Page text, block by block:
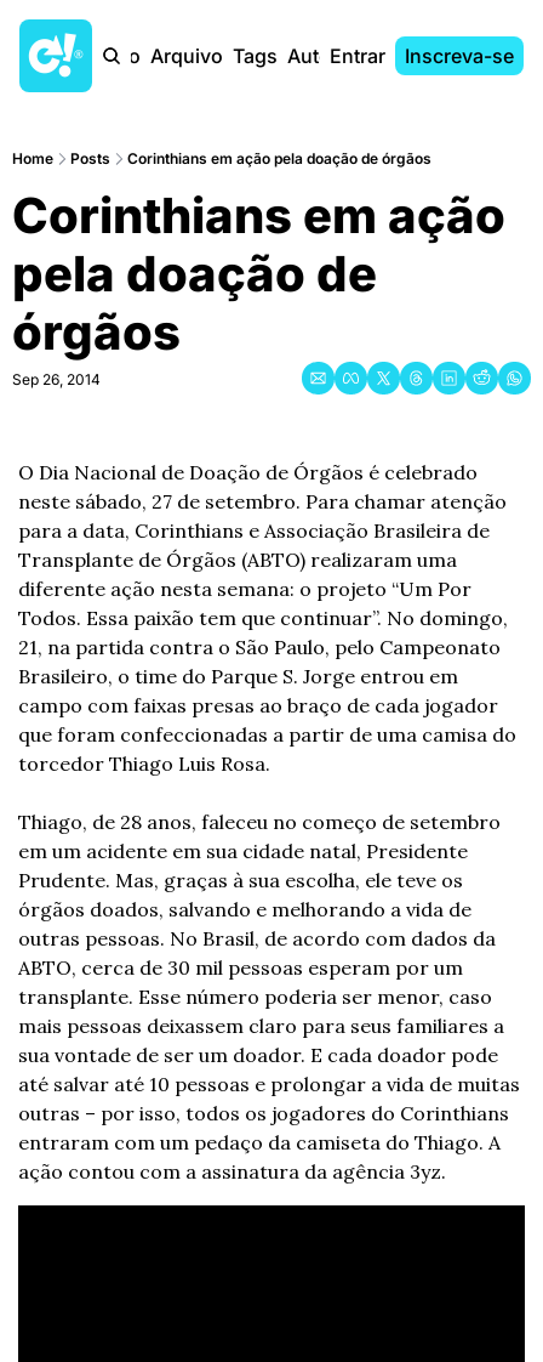
Início Arquivo Tags AutoresEntrar Inscreva-se
Home Posts Corinthians em ação pela doação de órgãos
Corinthians em ação
pela doação de
órgãos
Sep 26, 2014
O Dia Nacional de Doação de Órgãos é celebrado
neste sábado, 27 de setembro. Para chamar atenção
para a data, Corinthians e Associação Brasileira de
Transplante de Órgãos (ABTO) realizaram uma
diferente ação nesta semana: o projeto “Um Por
Todos. Essa paixão tem que continuar”. No domingo,
21, na partida contra o São Paulo, pelo Campeonato
Brasileiro, o time do Parque S. Jorge entrou em
campo com faixas presas ao braço de cada jogador
que foram confeccionadas a partir de uma camisa do
torcedor Thiago Luis Rosa.
Thiago, de 28 anos, faleceu no começo de setembro
em um acidente em sua cidade natal, Presidente
Prudente. Mas, graças à sua escolha, ele teve os
órgãos doados, salvando e melhorando a vida de
outras pessoas. No Brasil, de acordo com dados da
ABTO, cerca de 30 mil pessoas esperam por um
transplante. Esse número poderia ser menor, caso
mais pessoas deixassem claro para seus familiares a
sua vontade de ser um doador. E cada doador pode
até salvar até 10 pessoas e prolongar a vida de muitas
outras – por isso, todos os jogadores do Corinthians
entraram com um pedaço da camiseta do Thiago. A
ação contou com a assinatura da agência 3yz.